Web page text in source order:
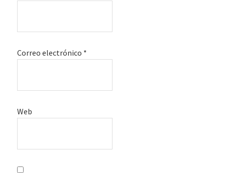
Correo electrónico *
Web